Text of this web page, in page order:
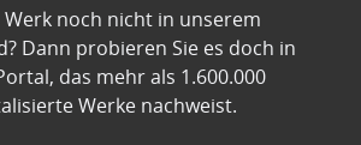
noch nicht in unserem
Dann probieren Sie es doch in
das mehr als 1.600.000
Werke nachweist.